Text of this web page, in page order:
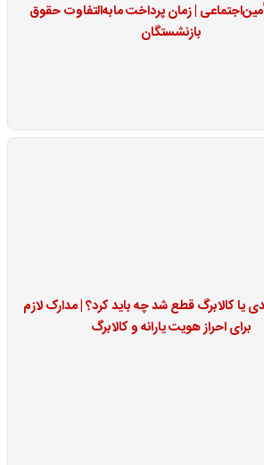
| زمان پرداخت مابه‌التفاوت حقوق
بازنشستگان
یا کالابرگ قطع شد چه باید کرد؟ | مدارک لازم
برای احراز هویت یارانه و کالابرگ